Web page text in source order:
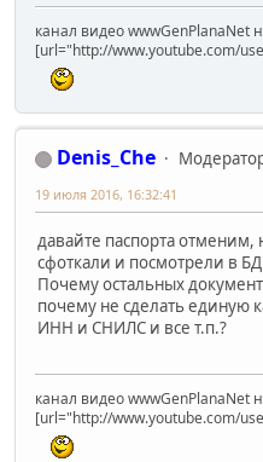
канал видео wwwGenPlanaNet
[url="http://www.youtube.com/
Denis_Che
19 июля 2016, 16:32:41
давайте паспорта отменим,
сфоткали и посмотрели в
Почему остальных
почему не сделать единую
ИНН и СНИЛС и все т.п.?
канал видео wwwGenPlanaNet
[url="http://www.youtube.com/